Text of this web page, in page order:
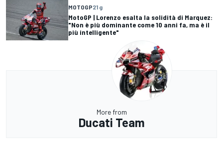
MOTOGP21 g
MotoGP | Lorenzo esalta la solidità di Marquez:
"Non è più dominante come 10 anni fa, ma è il
più intelligente"
More from
Ducati Team